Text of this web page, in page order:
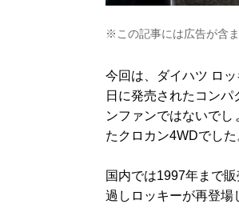
※この記事には広告が含
今回は、ダイハツ ロ
日に発売されたコン
ンファンではないで
たクロカン4WDでした
国内では1997年まで
過しロッキーが再登場